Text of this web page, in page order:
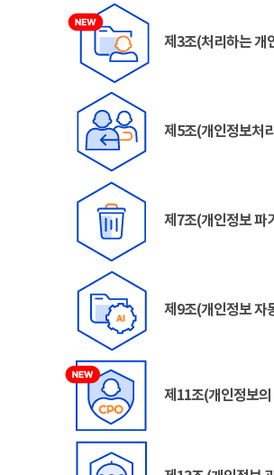
제3조(처리하는 개
제5조(개인정보처
제7조(개인정보 파
제9조(개인정보 자
제11조(개인정보